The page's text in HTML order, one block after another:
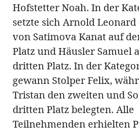
Hofstetter Noah. In der
setzte sich Arnold
von Satimova Kanat auf
Platz und Häusler Samuel
dritten Platz. In der
gewann Stolper Felix,
Tristan den zweiten und
dritten Platz belegten. Alle
Teilnehmenden erhielten